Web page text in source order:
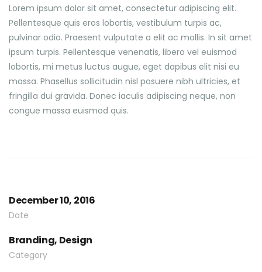
Lorem ipsum dolor sit amet, consectetur adipiscing elit.
Pellentesque quis eros lobortis, vestibulum turpis ac,
pulvinar odio. Praesent vulputate a elit ac mollis. In sit amet
ipsum turpis. Pellentesque venenatis, libero vel euismod
lobortis, mi metus luctus augue, eget dapibus elit nisi eu
massa. Phasellus sollicitudin nisl posuere nibh ultricies, et
fringilla dui gravida. Donec iaculis adipiscing neque, non
congue massa euismod quis.
December 10, 2016
Date
Branding, Design
Category